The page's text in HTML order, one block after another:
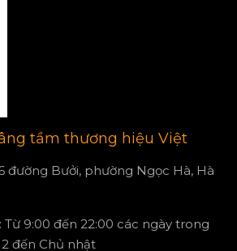
tầm thương hiệu Việt
đường Bưởi, phường Ngọc Hà, Hà
Từ 9:00 đến 22:00 các ngày trong
đến Chủ nhật